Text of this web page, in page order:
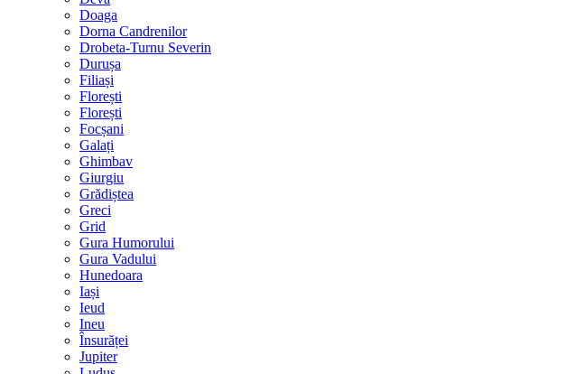
Doaga
Dorna Candrenilor
Drobeta-Turnu Severin
Durușa
Filiași
Florești
Florești
Focșani
Galați
Ghimbav
Giurgiu
Grădiștea
Greci
Grid
Gura Humorului
Gura Vadului
Hunedoara
Iași
Ieud
Ineu
Însurăței
Jupiter